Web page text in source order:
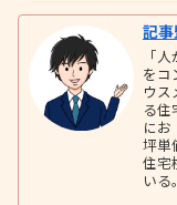
記事
「
をコ
ウ
る住
にお
坪単
住宅
いる。